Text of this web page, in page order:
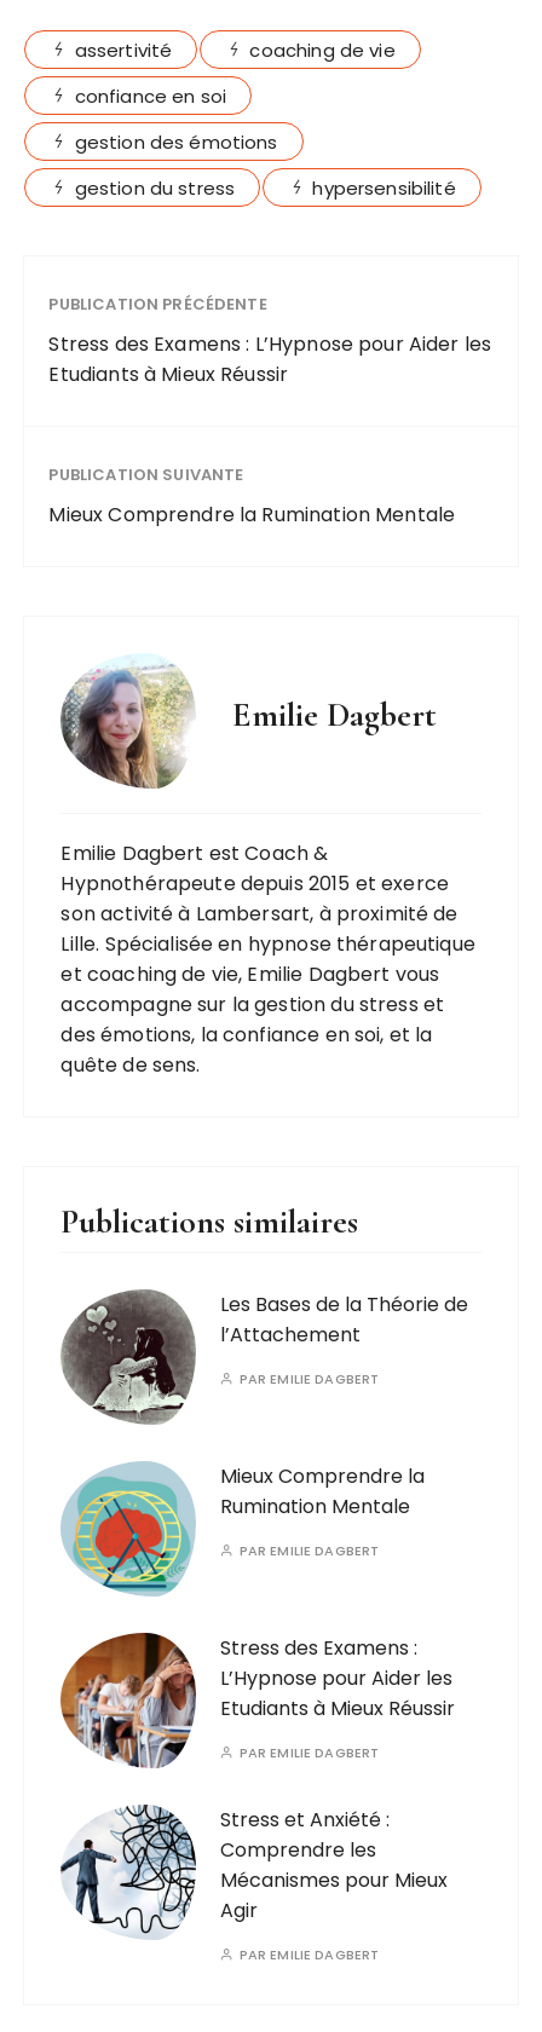
assertivité
coaching de vie
confiance en soi
gestion des émotions
gestion du stress
hypersensibilité
PUBLICATION PRÉCÉDENTE
Stress des Examens : L’Hypnose pour Aider les
Etudiants à Mieux Réussir
PUBLICATION SUIVANTE
Mieux Comprendre la Rumination Mentale
Emilie Dagbert
Emilie Dagbert est Coach &
Hypnothérapeute depuis 2015 et exerce
son activité à Lambersart, à proximité de
Lille. Spécialisée en hypnose thérapeutique
et coaching de vie, Emilie Dagbert vous
accompagne sur la gestion du stress et
des émotions, la confiance en soi, et la
quête de sens.
Publications similaires
Les Bases de la Théorie de
l’Attachement
PAREMILIE DAGBERT
Mieux Comprendre la
Rumination Mentale
PAREMILIE DAGBERT
Stress des Examens :
L’Hypnose pour Aider les
Etudiants à Mieux Réussir
PAREMILIE DAGBERT
Stress et Anxiété :
Comprendre les
Mécanismes pour Mieux
Agir
PAREMILIE DAGBERT